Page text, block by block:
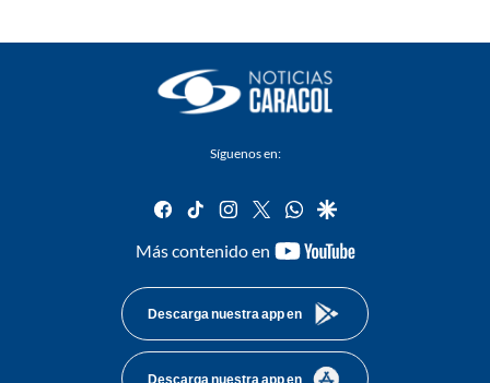
Síguenos en:
facebook
tiktok instagram
twitterwhatsapp
google
Más contenido en
youtube-
Descarga nuestra app en
Descarga nuestra app en